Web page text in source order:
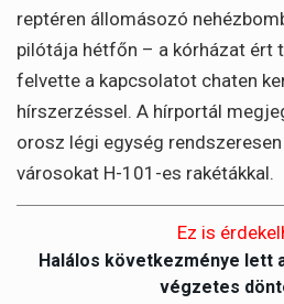
reptéren állomásozó
pilótája hétfőn – a kórházat ért
felvette a kapcsolatot chaten
hírszerzéssel. A hírportál
orosz légi egység
városokat H-101-es rakétákkal.
Ez is
Halálos következménye lett
végzetes